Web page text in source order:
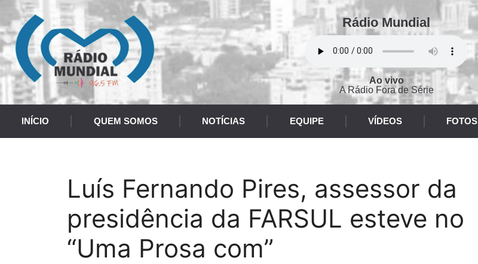
Rádio Mundial
Ao vivo
A Rádio Fora de Série
INÍCIO QUEM SOMOS NOTÍCIAS EQUIPE VÍDEOS FOTOS
Luís Fernando Pires, assessor da
presidência da FARSUL esteve no
“Uma Prosa com”